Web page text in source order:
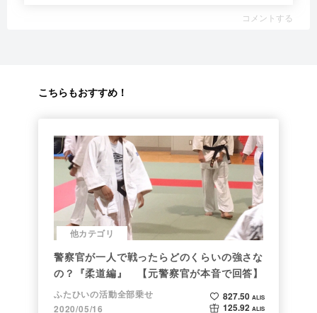
コメントする
こちらもおすすめ！
他カテゴリ
警察官が一人で戦ったらどのくらいの強さな
の？『柔道編』 【元警察官が本音で回答】
ふたひいの活動全部乗せ
2020/05/16
827.50 ALIS
125.92 ALIS